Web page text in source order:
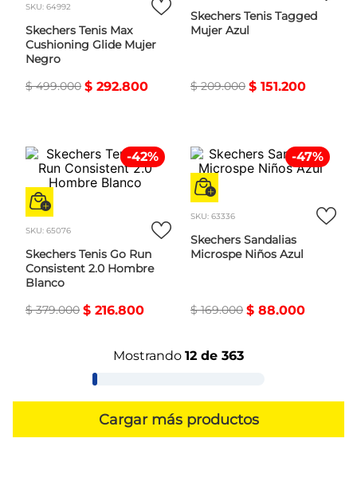
SKU: 64992
Skechers Tenis Max
Cushioning Glide Mujer
Negro
$ 499.000 $ 292.800
Skechers Tenis Tagged
Mujer Azul
$ 209.000 $ 151.200
-42%
SKU: 65076
Skechers Tenis Go Run
Consistent 2.0 Hombre
Blanco
$ 379.000 $ 216.800
-47%
SKU: 63336
Skechers Sandalias
Microspe Niños Azul
$ 169.000 $ 88.000
Mostrando 12 de 363